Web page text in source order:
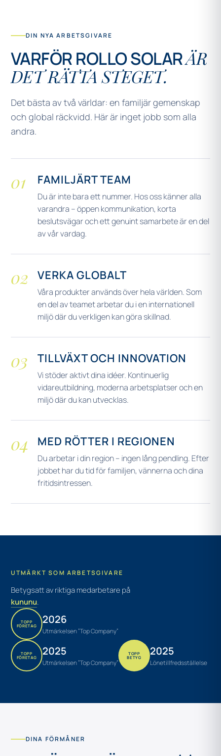
DIN NYA ARBETSGIVARE
VARFÖR ROLLO SOLARÄR
DET RÄTTA STEGET.
Det bästa av två världar: en familjär gemenskap
och global räckvidd. Här är inget jobb som alla
andra.
01 FAMILJÄRT TEAM
Du är inte bara ett nummer. Hos oss känner alla
varandra – öppen kommunikation, korta
beslutsvägar och ett genuint samarbete är en del
av vår vardag.
02 VERKA GLOBALT
Våra produkter används över hela världen. Som
en del av teamet arbetar du i en internationell
miljö där du verkligen kan göra skillnad.
03 TILLVÄXT OCH INNOVATION
Vi stöder aktivt dina idéer. Kontinuerlig
vidareutbildning, moderna arbetsplatser och en
miljö där du kan utvecklas.
04 MED RÖTTER I REGIONEN
Du arbetar i din region – ingen lång pendling. Efter
jobbet har du tid för familjen, vännerna och dina
fritidsintressen.
UTMÄRKT SOM ARBETSGIVARE
Betygsatt av riktiga medarbetare på
kununu.
TOPP
FÖRETAG 2026
Utmärkelsen ”Top Company”
TOPP
FÖRETAG 2025
Utmärkelsen ”Top Company”
TOPP
BETYG 2025
Lönetillfredsställelse
DINA FÖRMÅNER